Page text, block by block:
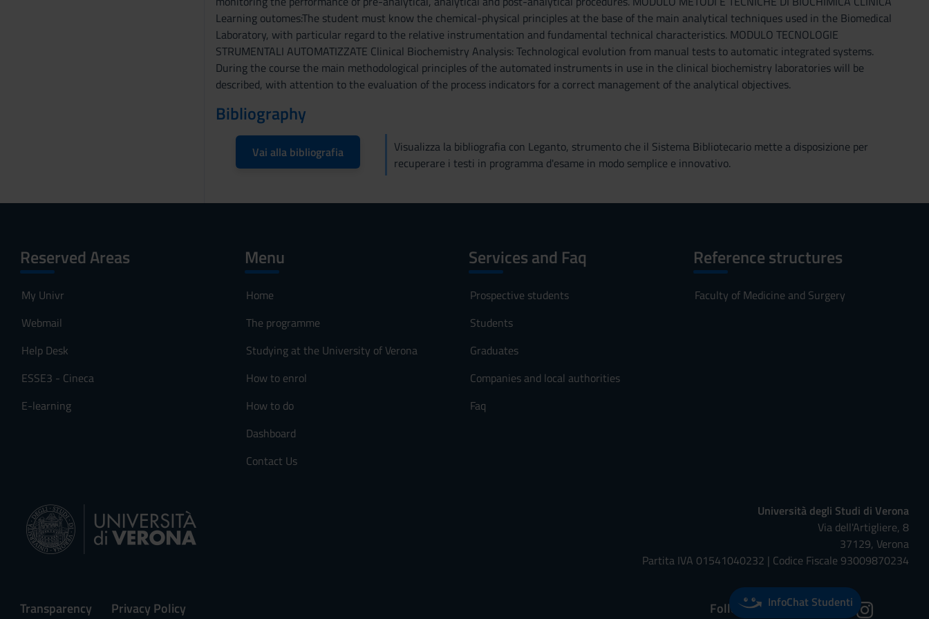
Learning outomes:The student must know the chemical-physical principles at the base of the main analytical techniques used in the Biomedical
Laboratory, with particular regard to the relative instrumentation and fundamental technical characteristics. MODULO TECNOLOGIE
STRUMENTALI AUTOMATIZZATE Clinical Biochemistry Analysis: Technological evolution from manual tests to automatic integrated systems.
During the course the main methodological principles of the automated instruments in use in the clinical biochemistry laboratories will be
described, with attention to the evaluation of the process indicators for a correct management of the analytical objectives.
Bibliography
Vai alla bibliografia
Visualizza la bibliografia con Leganto, strumento che il Sistema Bibliotecario mette a disposizione per
recuperare i testi in programma d'esame in modo semplice e innovativo.
Reserved Areas
My Univr
Webmail
Help Desk
ESSE3 - Cineca
E-learning
Menu
Home
The programme
Studying at the University of Verona
How to enrol
How to do
Dashboard
Contact Us
Services and Faq
Prospective students
Students
Graduates
Companies and local authorities
Faq
Reference structures
Faculty of Medicine and Surgery
Università degli Studi di Verona
Via dell'Artigliere, 8
37129, Verona
Partita IVA 01541040232 | Codice Fiscale 93009870234
Transparency Privacy Policy Follow us on:InfoChat Studenti